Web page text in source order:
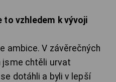
to vzhledem k vývoji
ambice. V závěrečných
jsme chtěli urvat
dotáhli a byli v lepší